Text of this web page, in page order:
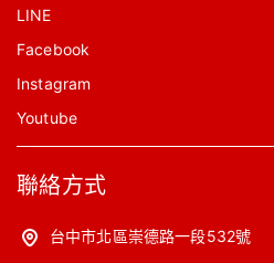
LINE
Facebook
Instagram
Youtube
聯絡方式
台中市北區崇德路一段532號